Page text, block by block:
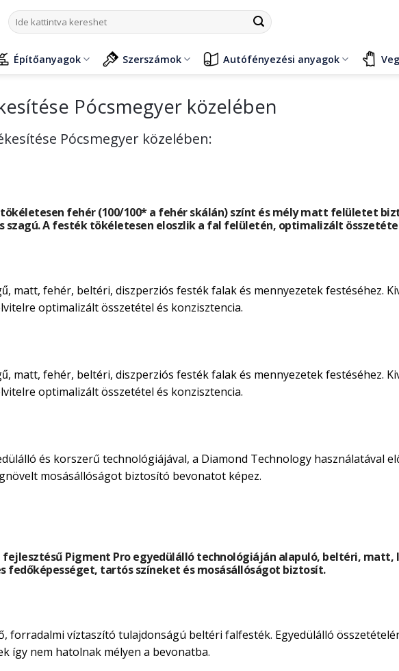
Keresés
a
Építőanyagok Szerszámok Autófényezési anyagok
Pócsmegyer közelében
Pócsmegyer közelében:
fehér (100/100* a fehér skálán) színt és mély matt felületet
szagú. A festék tökéletesen eloszlik a fal felületén, optimalizált
matt, fehér, beltéri, diszperziós festék falak és mennyezetek festéséhez.
optimalizált összetétel és konzisztencia.
matt, fehér, beltéri, diszperziós festék falak és mennyezetek festéséhez.
optimalizált összetétel és konzisztencia.
és korszerű technológiájával, a Diamond Technology
mosásállóságot biztosító bevonatot képez.
fejlesztésű Pigment Pro egyedülálló technológiáján alapuló, beltéri,
fedőképességet, tartós színeket és mosásállóságot biztosít.
forradalmi víztaszító tulajdonságú beltéri falfesték. Egyedülálló
így nem hatolnak mélyen a bevonatba.